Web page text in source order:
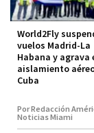
World2Fly
vuelos Madrid-La
Habana y agrava
aislamiento
Cuba
Por Redacción
Noticias Miami